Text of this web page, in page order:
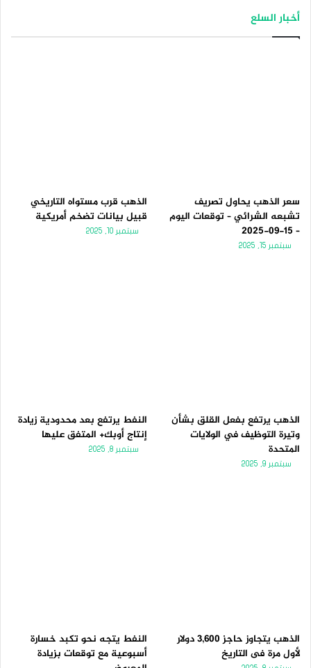
أخبار السلع
سعر الذهب يحاول تصريف
تشبعه الشرائي – توقعات اليوم
– 15-09-2025
سبتمبر 15, 2025
الذهب قرب مستواه التاريخي
قبيل بيانات تضخم أمريكية
سبتمبر 10, 2025
الذهب يرتفع بفعل القلق بشأن
وتيرة التوظيف في الولايات
المتحدة
سبتمبر 9, 2025
النفط يرتفع بعد محدودية زيادة
إنتاج أوبك+ المتفق عليها
سبتمبر 8, 2025
الذهب يتجاوز حاجز 3,600 دولار
لأول مرة فى التاريخ
النفط يتجه نحو تكبد خسارة
أسبوعية مع توقعات بزيادة